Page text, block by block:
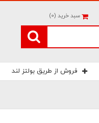
سبد خرید (0
)
فروش از طریق بولتز لند